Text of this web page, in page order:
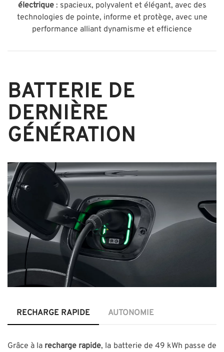
électrique: spacieux, polyvalent et élégant, avec des
technologies de pointe, informe et protège, avec une
performance alliant dynamisme et efficience
BATTERIE DE
DERNIÈRE
GÉNÉRATION
RECHARGE RAPIDE AUTONOMIE
Grâce à la recharge rapide, la batterie de 49 kWh passe de